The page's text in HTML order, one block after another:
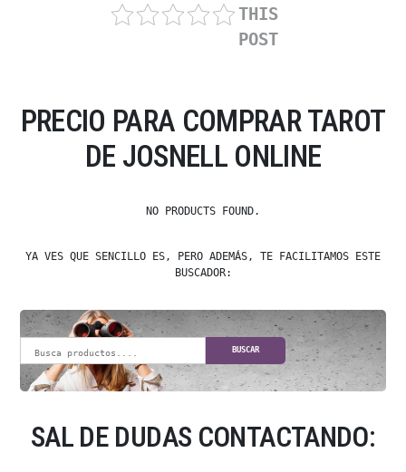
THIS
POST
PRECIO PARA COMPRAR TAROT
DE JOSNELL ONLINE
NO PRODUCTS FOUND.
YA VES QUE SENCILLO ES, PERO ADEMÁS, TE FACILITAMOS ESTE
BUSCADOR:
BUSCAR
SAL DE DUDAS CONTACTANDO: